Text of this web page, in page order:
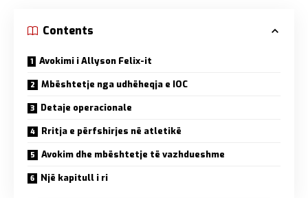
Contents
Avokimi i Allyson Felix-it
Mbështetje nga udhëheqja e IOC
Detaje operacionale
Rritja e përfshirjes në atletikë
Avokim dhe mbështetje të vazhdueshme
Një kapitull i ri